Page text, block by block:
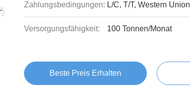
Zahlungsbedingungen: L/C, T/T, Western Union
Versorgungsfähigkeit: 100 Tonnen/Monat
Beste Preis Erhalten